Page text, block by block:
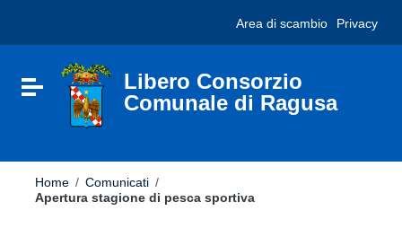
sito
include
Vai al footer
Area di scambio Privacy
Attiva / disattiva la navigazione
Libero Consorzio
Comunale di Ragusa
Home / Comunicati /
Apertura stagione di pesca sportiva